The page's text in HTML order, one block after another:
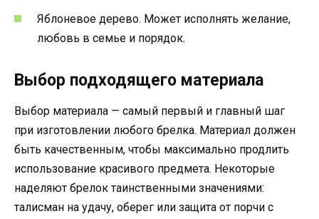
Яблоневое дерево. Может исполнять желание,
любовь в семье и порядок.
Выбор подходящего материала
Выбор материала — самый первый и главный шаг
при изготовлении любого брелка. Материал должен
быть качественным, чтобы максимально продлить
использование красивого предмета. Некоторые
наделяют брелок таинственными значениями:
талисман на удачу, оберег или защита от порчи с